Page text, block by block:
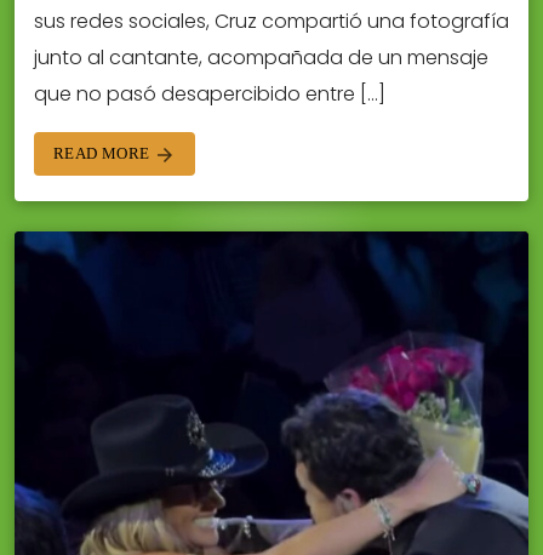
sus redes sociales, Cruz compartió una fotografía
junto al cantante, acompañada de un mensaje
que no pasó desapercibido entre […]
READ MORE arrow_forward